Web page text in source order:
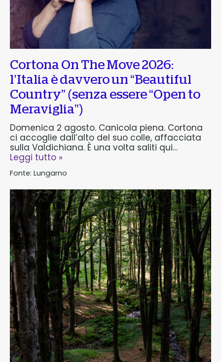
Cortona On The Move 2026:
l’Italia è davvero un “Beautiful
Country” (senza essere “Open to
Meraviglia”)
Domenica 2 agosto. Canicola piena. Cortona
ci accoglie dall’alto del suo colle, affacciata
sulla Valdichiana. È una volta saliti qui…
Leggi tutto »
Fonte: Lungarno